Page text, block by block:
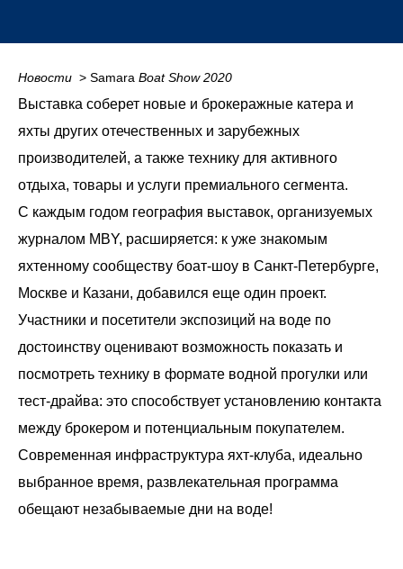
Новости > Samara Boat Show 2020
Выставка соберет новые и брокеражные катера и
яхты других отечественных и зарубежных
производителей, а также технику для активного
отдыха, товары и услуги премиального сегмента.
С каждым годом география выставок, организуемых
журналом MBY, расширяется: к уже знакомым
яхтенному сообществу боат-шоу в Санкт-Петербурге,
Москве и Казани, добавился еще один проект.
Участники и посетители экспозиций на воде по
достоинству оценивают возможность показать и
посмотреть технику в формате водной прогулки или
тест-драйва: это способствует установлению контакта
между брокером и потенциальным покупателем.
Современная инфраструктура яхт-клуба, идеально
выбранное время, развлекательная программа
обещают незабываемые дни на воде!